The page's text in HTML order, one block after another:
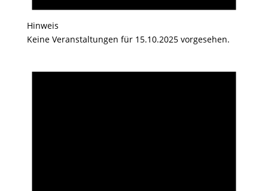
Hinweis
Keine Veranstaltungen für 15.10.2025 vorgesehen.